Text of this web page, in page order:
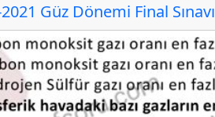
Güz Dönemi Final Sınavı